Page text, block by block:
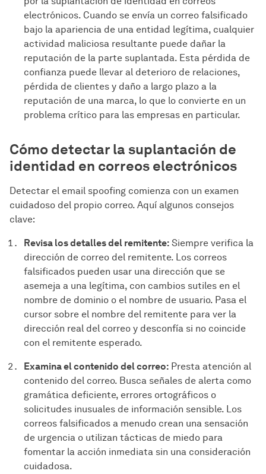
electrónicos. Cuando se envía un correo falsificado
bajo la apariencia de una entidad legítima, cualquier
actividad maliciosa resultante puede dañar la
reputación de la parte suplantada. Esta pérdida de
confianza puede llevar al deterioro de relaciones,
pérdida de clientes y daño a largo plazo a la
reputación de una marca, lo que lo convierte en un
problema crítico para las empresas en particular.
Cómo detectar la suplantación de
identidad en correos electrónicos
Detectar el email spoofing comienza con un examen
cuidadoso del propio correo. Aquí algunos consejos
clave:
Revisa los detalles del remitente: Siempre verifica la
dirección de correo del remitente. Los correos
falsificados pueden usar una dirección que se
asemeja a una legítima, con cambios sutiles en el
nombre de dominio o el nombre de usuario. Pasa el
cursor sobre el nombre del remitente para ver la
dirección real del correo y desconfía si no coincide
con el remitente esperado.
Examina el contenido del correo: Presta atención al
contenido del correo. Busca señales de alerta como
gramática deficiente, errores ortográficos o
solicitudes inusuales de información sensible. Los
correos falsificados a menudo crean una sensación
de urgencia o utilizan tácticas de miedo para
fomentar la acción inmediata sin una consideración
cuidadosa.